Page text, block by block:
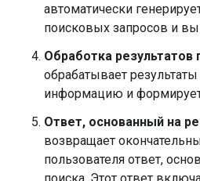
автоматически
поисковых запросов и
Обработка результатов
обрабатывает результаты
информацию и формирует
Ответ, основанный на
возвращает
пользователя ответ,